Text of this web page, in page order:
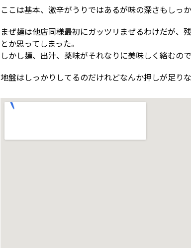
ここは基本、激辛がうりではあるが味の深さもしっ
まぜ麺は他店同様最初にガッツリまぜるわけだが、
とか思ってしまった。
しかし麺、出汁、薬味がそれなりに美味しく絡むの
地盤はしっかりしてるのだけれどなんか押しが足り